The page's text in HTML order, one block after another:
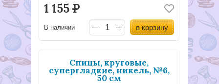
1 155Р
В наличии в корзину
Спицы, круговые,
супергладкие, никель, №6,
50 см